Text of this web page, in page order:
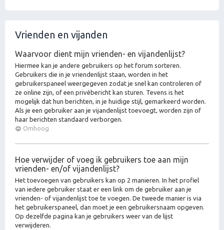
Vrienden en vijanden
Waarvoor dient mijn vrienden- en vijandenlijst?
Hiermee kan je andere gebruikers op het forum sorteren.
Gebruikers die in je vriendenlijst staan, worden in het
gebruikerspaneel weergegeven zodat je snel kan controleren of
ze online zijn, of een privébericht kan sturen. Tevens is het
mogelijk dat hun berichten, in je huidige stijl, gemarkeerd worden.
Als je een gebruiker aan je vijandenlijst toevoegt, worden zijn of
haar berichten standaard verborgen.
Omhoog
Hoe verwijder of voeg ik gebruikers toe aan mijn
vrienden- en/of vijandenlijst?
Het toevoegen van gebruikers kan op 2 manieren. In het profiel
van iedere gebruiker staat er een link om de gebruiker aan je
vrienden- of vijandenlijst toe te voegen. De tweede manier is via
het gebruikerspaneel, dan moet je een gebruikersnaam opgeven.
Op dezelfde pagina kan je gebruikers weer van de lijst
verwijderen.